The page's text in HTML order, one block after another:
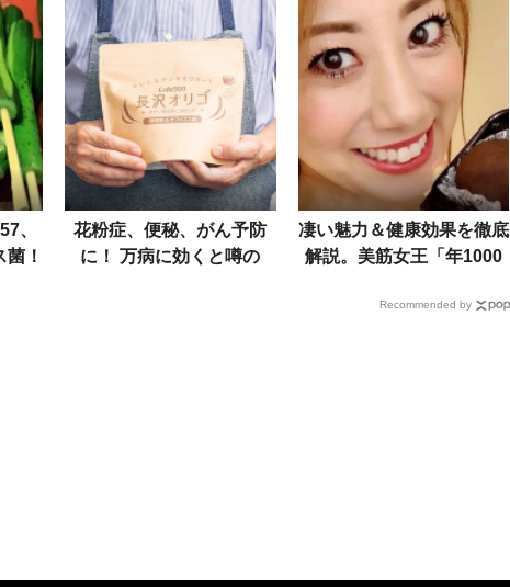
、
！
花粉症、便秘、がん予防
に！ 万病に効くと噂の
凄い魅力＆健康効果を徹底
解説。美筋女王「年1000
い訳
Recommended by